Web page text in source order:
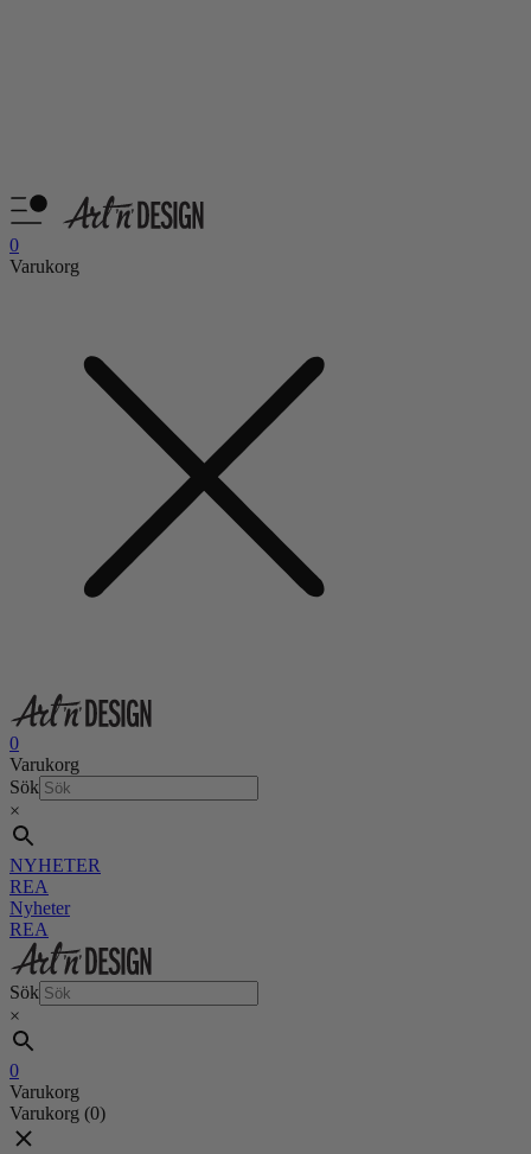
0
Varukorg
0
Varukorg
Sök
×
NYHETER
REA
Nyheter
REA
Sök
×
0
Varukorg
Varukorg (0)